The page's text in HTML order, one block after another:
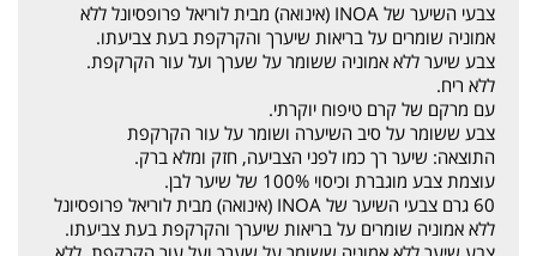
צבעי השיער של INOA (אינואה) מבית לוריאל פרופסיונל ללא
אמוניה שומרים על בריאות שיערך והקרקפת בעת צביעתו.
צבע שיער ללא אמוניה ששומר על שערך ועל עור הקרקפת.
ללא ריח.
עם מרקם של קרם טיפוח יוקרתי.
צבע ששומר על סיב השיערה ושומר על עור הקרקפת
התוצאה: שיער רך כמו לפני הצביעה, חזק ומלא ברק.
עוצמת צבע מוגברת וכיסוי 100% של שיער לבן.
60 גרם צבעי השיער של INOA (אינואה) מבית לוריאל פרופסיונל
ללא אמוניה שומרים על בריאות שיערך והקרקפת בעת צביעתו.